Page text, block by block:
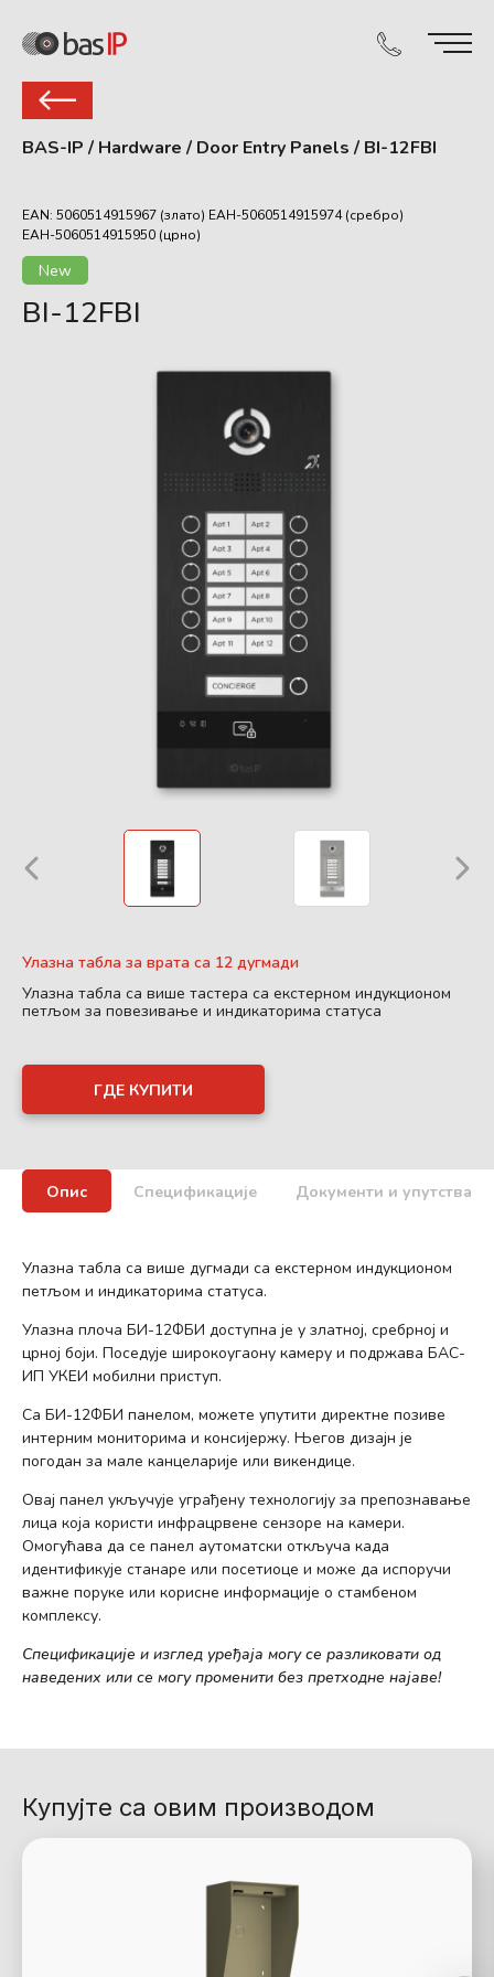
BAS-IP / Hardware / Door Entry Panels / BI-12FBI
EAN: 5060514915967 (злато) ЕАН-5060514915974 (сребро)
ЕАН-5060514915950 (црно)
New
BI-12FBI
Улазна табла за врата са 12 дугмади
Улазна табла са више тастера са екстерном индукционом
петљом за повезивање и индикаторима статуса
ГДЕ КУПИТИ
Опис Спецификације Документи и упутства
Улазна табла са више дугмади са екстерном индукционом
петљом и индикаторима статуса.
Улазна плоча БИ-12ФБИ доступна је у златној, сребрној и
црној боји. Поседује широкоугаону камеру и подржава БАС-
ИП УКЕИ мобилни приступ.
Са БИ-12ФБИ панелом, можете упутити директне позиве
интерним мониторима и консијержу. Његов дизајн је
погодан за мале канцеларије или викендице.
Овај панел укључује уграђену технологију за препознавање
лица која користи инфрацрвене сензоре на камери.
Омогућава да се панел аутоматски откључа када
идентификује станаре или посетиоце и може да испоручи
важне поруке или корисне информације о стамбеном
комплексу.
Спецификације и изглед уређаја могу се разликовати од
наведених или се могу променити без претходне најаве!
Купујте са овим производом